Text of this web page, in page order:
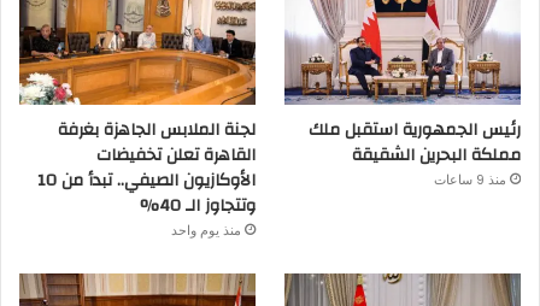
رئيس الجمهورية استقبل ملك
مملكة البحرين الشقيقة
منذ 9 ساعات
لجنة الملابس الجاهزة بغرفة
القاهرة تعلن تخفيضات
الأوكازيون الصيفي.. تبدأ من 10
وتتجاوز الـ 40%
منذ يوم واحد